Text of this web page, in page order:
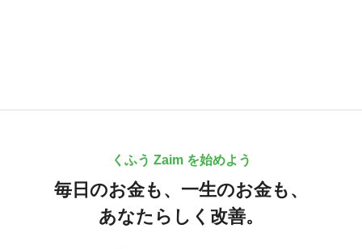
くふう Zaim を始めよう
毎日のお金も、 一生のお金も、
あなたらしく改善。